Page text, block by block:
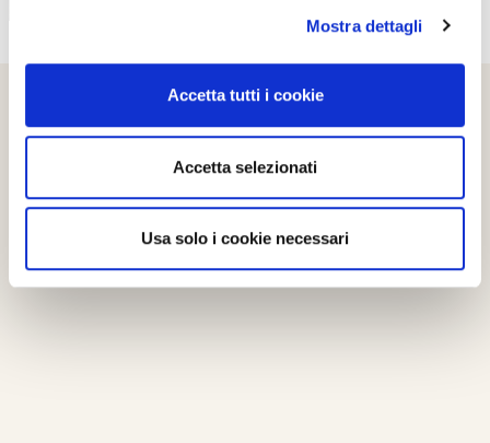
Mostra dettagli
Accetta tutti i cookie
Accetta selezionati
Usa solo i cookie necessari